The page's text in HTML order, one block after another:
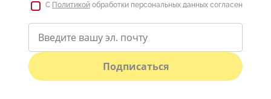
С Политикой обработки персональных данных согласен
Подписаться